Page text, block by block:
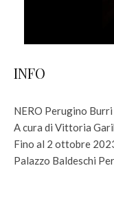
INFO
NERO Perugino Burri
A cura di Vittoria
Fino al 2 ottobre
Palazzo Baldeschi